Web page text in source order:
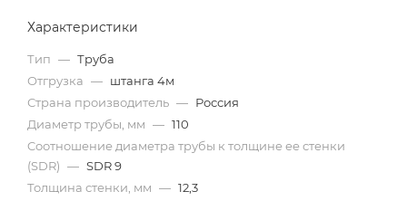
Характеристики
Тип — Труба
Отгрузка — штанга 4м
Страна производитель — Россия
Диаметр трубы, мм — 110
Cоотношение диаметра трубы к толщине ее стенки
(SDR) — SDR 9
Толщина стенки, мм — 12,3